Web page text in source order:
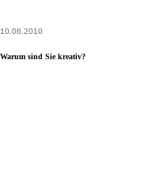
10.06.2010
Warum sind Sie kreativ?